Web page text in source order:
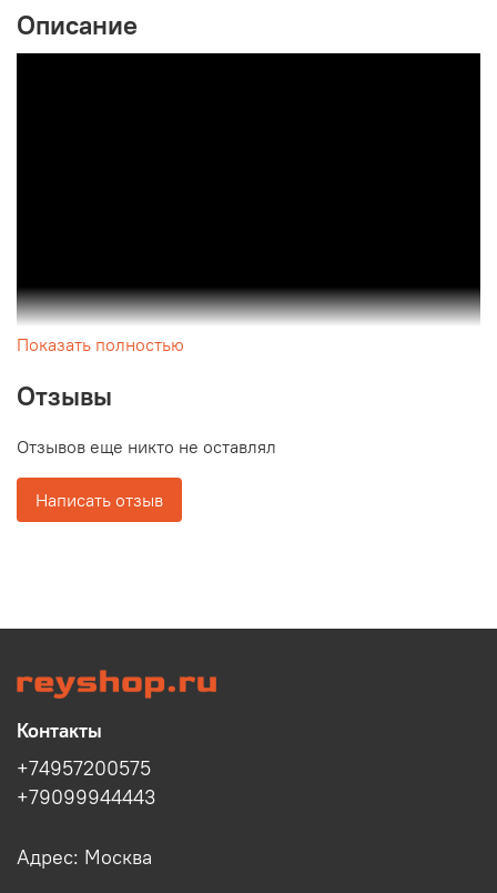
Описание
Показать полностью
Отзывы
Отзывов еще никто не оставлял
Написать отзыв
Контакты
+74957200575
+79099944443
Адрес: Москва